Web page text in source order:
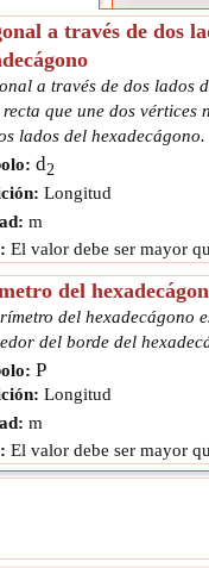
a través de dos
a través de dos lados
que une dos vértices
lados del hexadecágono.
d2
Longitud
m
El valor debe ser mayor
del
del hexadecágono
del borde del
P
Longitud
m
El valor debe ser mayor